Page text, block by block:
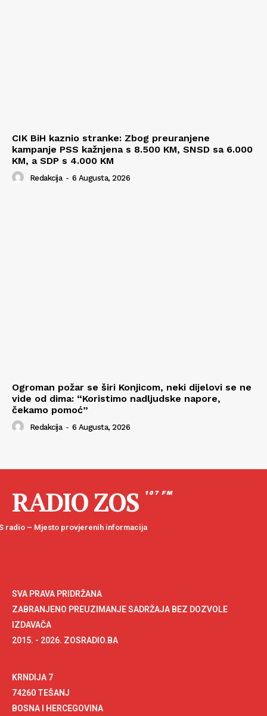
CIK BiH kaznio stranke: Zbog preuranjene
kampanje PSS kažnjena s 8.500 KM, SNSD sa 6.000
KM, a SDP s 4.000 KM
Redakcija - 6 Augusta, 2026
Ogroman požar se širi Konjicom, neki dijelovi se ne
vide od dima: “Koristimo nadljudske napore,
čekamo pomoć”
Redakcija - 6 Augusta, 2026
RADIO ZOS 107 FM
radio – Mjesto provjerenih informacija
SVA PRAVA PRIDRŽANA
ZABRANJENO PREUZIMANJE SADRŽAJA BEZ DOZVOLE
IZDAVAČA
2015. - 2026. ZOSRADIO.BA
KRNDIJA 7
74260 TEŠANJ
BOSNA I HERCEGOVINA